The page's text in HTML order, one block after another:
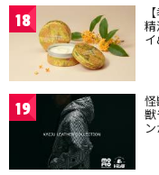
18
19